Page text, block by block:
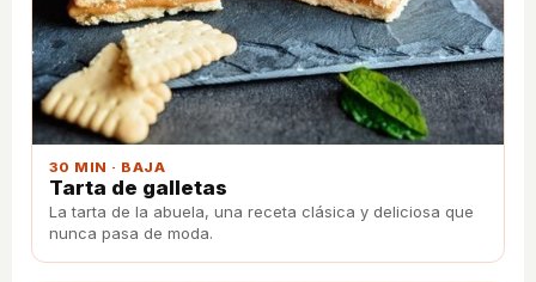
30 MIN · BAJA
Tarta de galletas
La tarta de la abuela, una receta clásica y deliciosa que
nunca pasa de moda.